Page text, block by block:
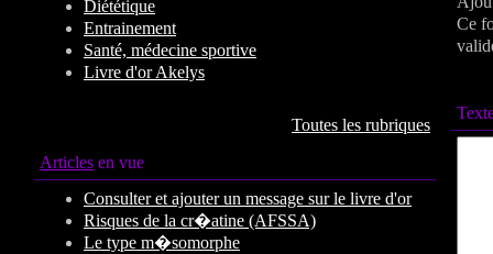
Diététique
Entrainement
Santé, médecine sportive
Livre d'or Akelys
Toutes les rubriques
Articles en vue
Consulter et ajouter un message sur le livre d'or
Risques de la cr�atine (AFSSA)
Le type m�somorphe
Ce